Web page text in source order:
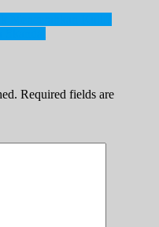
Required fields are